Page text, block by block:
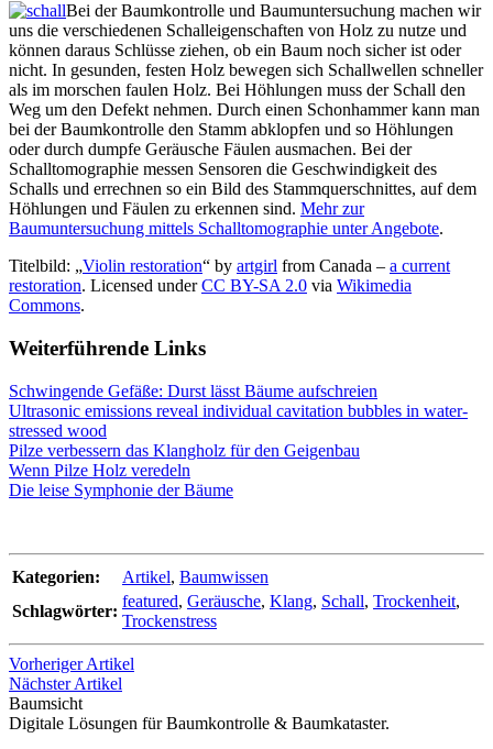
Bei der Baumkontrolle und Baumuntersuchung machen wir
uns die verschiedenen Schalleigenschaften von Holz zu nutze und
können daraus Schlüsse ziehen, ob ein Baum noch sicher ist oder
nicht. In gesunden, festen Holz bewegen sich Schallwellen schneller
als im morschen faulen Holz. Bei Höhlungen muss der Schall den
Weg um den Defekt nehmen. Durch einen Schonhammer kann man
bei der Baumkontrolle den Stamm abklopfen und so Höhlungen
oder durch dumpfe Geräusche Fäulen ausmachen. Bei der
Schalltomographie messen Sensoren die Geschwindigkeit des
Schalls und errechnen so ein Bild des Stammquerschnittes, auf dem
Höhlungen und Fäulen zu erkennen sind. Mehr zur
Baumuntersuchung mittels Schalltomographie unter Angebote.
Titelbild: „Violin restoration“ by artgirl from Canada – a current
restoration. Licensed underCC BY-SA 2.0 via Wikimedia
Commons.
Weiterführende Links
Schwingende Gefäße: Durst lässt Bäume aufschreien
Ultrasonic emissions reveal individual cavitation bubbles in water-
stressed wood
Pilze verbessern das Klangholz für den Geigenbau
Wenn Pilze Holz veredeln
Die leise Symphonie der Bäume
Kategorien: Artikel, Baumwissen
Schlagwörter:
featured, Geräusche, Klang, Schall, Trockenheit,
Trockenstress
Vorheriger Artikel
Nächster Artikel
Baumsicht
Digitale Lösungen für Baumkontrolle & Baumkataster.